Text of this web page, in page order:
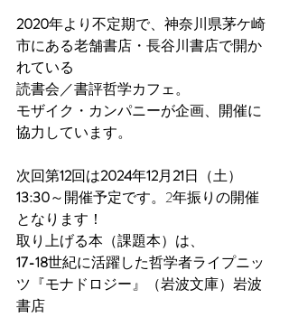
2020年より不定期で、神奈川県茅ケ崎
市にある老舗書店・長谷川書店で開か
れている
読書会／書評哲学カフェ。
モザイク・カンパニーが企画、開催に
協力しています。
次回第12回は2024年12月21日（土）
13:30～開催予定です。2年振りの開催
となります！
取り上げる本（課題本）は、
17-18世紀に活躍した哲学者ライプニッ
ツ『モナドロジー』（岩波文庫）岩波
書店